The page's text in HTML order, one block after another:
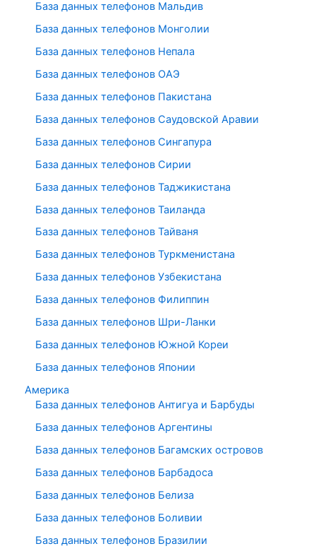
База данных телефонов Мальдив
База данных телефонов Монголии
База данных телефонов Непала
База данных телефонов ОАЭ
База данных телефонов Пакистана
База данных телефонов Саудовской Аравии
База данных телефонов Сингапура
База данных телефонов Сирии
База данных телефонов Таджикистана
База данных телефонов Таиланда
База данных телефонов Тайваня
База данных телефонов Туркменистана
База данных телефонов Узбекистана
База данных телефонов Филиппин
База данных телефонов Шри-Ланки
База данных телефонов Южной Кореи
База данных телефонов Японии
Америка
База данных телефонов Антигуа и Барбуды
База данных телефонов Аргентины
База данных телефонов Багамских островов
База данных телефонов Барбадоса
База данных телефонов Белиза
База данных телефонов Боливии
База данных телефонов Бразилии